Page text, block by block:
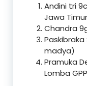
Andini tri
Jawa
Chandra
Paskibraka
madya)
Pramuka
Lomba